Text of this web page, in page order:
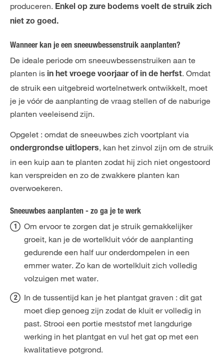
produceren. Enkel op zure bodems voelt de struik zich
niet zo goed.
Wanneer kan je een sneeuwbessenstruik aanplanten?
De ideale periode om sneeuwbessenstruiken aan te
planten is in het vroege voorjaar of in de herfst. Omdat
de struik een uitgebreid wortelnetwerk ontwikkelt, moet
je je vóór de aanplanting de vraag stellen of de naburige
planten veeleisend zijn.
Opgelet : omdat de sneeuwbes zich voortplant via
ondergrondse uitlopers, kan het zinvol zijn om de struik
in een kuip aan te planten zodat hij zich niet ongestoord
kan verspreiden en zo de zwakkere planten kan
overwoekeren.
Sneeuwbes aanplanten - zo ga je te werk
Om ervoor te zorgen dat je struik gemakkelijker
groeit, kan je de wortelkluit vóór de aanplanting
gedurende een half uur onderdompelen in een
emmer water. Zo kan de wortelkluit zich volledig
volzuigen met water.
In de tussentijd kan je het plantgat graven : dit gat
moet diep genoeg zijn zodat de kluit er volledig in
past. Strooi een portie meststof met langdurige
werking in het plantgat en vul het gat op met een
kwalitatieve potgrond.